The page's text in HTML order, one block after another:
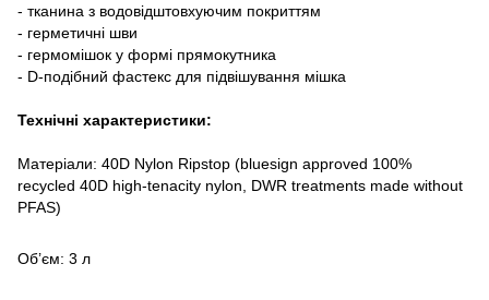
- тканина з водовідштовхуючим покриттям
- герметичні шви
- гермомішок у формі прямокутника
- D-подібний фастекс для підвішування мішка
Технічні характеристики:
Матеріали: 40D Nylon Ripstop (bluesign approved 100%
recycled 40D high-tenacity nylon, DWR treatments made without
PFAS)
Об’єм: 3 л